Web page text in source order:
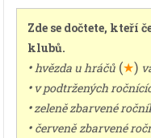
Zde se dočtete,
klubů.
•hvězda u hráčů (★)
•v podtržených
•zeleně zbarvené
• červeně zbarvené